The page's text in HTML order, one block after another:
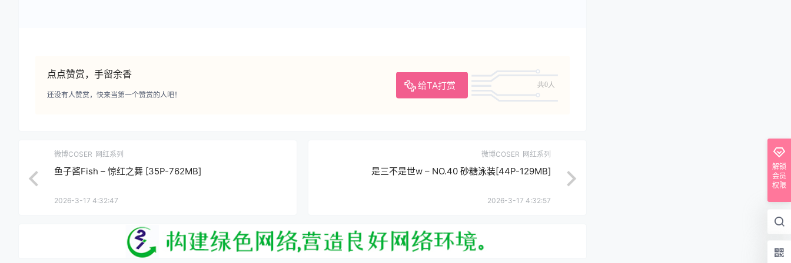
点点赞赏，手留余香
给TA打赏 共0人
还没有人赞赏，快来当第一个赞赏的人吧！
微博COSER 网红系列
鱼子酱Fish – 惊红之舞 [35P-762MB]
2026-3-17 4:32:47
微博COSER 网红系列
是三不是世w – NO.40 砂糖泳装[44P-129MB]
2026-3-17 4:32:57
解锁
会员
权限